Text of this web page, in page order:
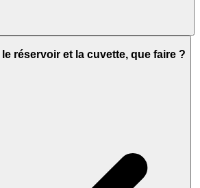
réservoir et la cuvette, que faire ?